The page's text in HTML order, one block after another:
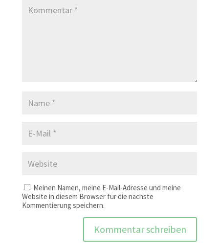
Meinen Namen, meine E-Mail-Adresse und meine
Website in diesem Browser für die nächste
Kommentierung speichern.